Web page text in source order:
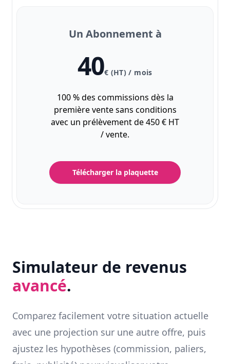
Un Abonnement à
40€ (HT) / mois
100 % des commissions dès la
première vente sans conditions
avec un prélèvement de 450 € HT
/ vente.
Télécharger la plaquette
Simulateur de revenus
avancé.
Comparez facilement votre situation actuelle
avec une projection sur une autre offre, puis
ajustez les hypothèses (commission, paliers,